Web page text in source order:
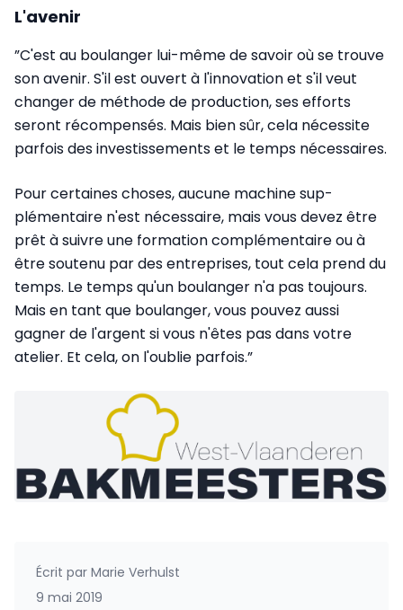
L'avenir
”C'est au boulanger lui-même de savoir où se trouve
son avenir. S'il est ouvert à l'innovation et s'il veut
changer de méthode de production, ses efforts
seront récompensés. Mais bien sûr, cela nécessite
parfois des investissements et le temps nécessaires.
Pour certaines choses, aucune machine sup­
plémentaire n'est nécessaire, mais vous devez être
prêt à suivre une formation complémentaire ou à
être soutenu par des entreprises, tout cela prend du
temps. Le temps qu'un boulanger n'a pas toujours.
Mais en tant que boulanger, vous pouvez aussi
gagner de l'argent si vous n'êtes pas dans votre
atelier. Et cela, on l'oublie parfois.”
Écrit par Marie Verhulst
9 mai 2019